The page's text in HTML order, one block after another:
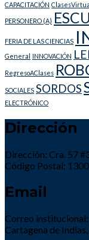
CAPACITACIÓN
PERSONERO (A)
FERIA DE LAS CIENCIAS
General
INNOVACIÓN
RegresoAClases
SOCIALES SORDOS
ELECTRÓNICO
Dirección
Dirección: Cra. 57
Código Postal:
Email
Correo
Cartagena de